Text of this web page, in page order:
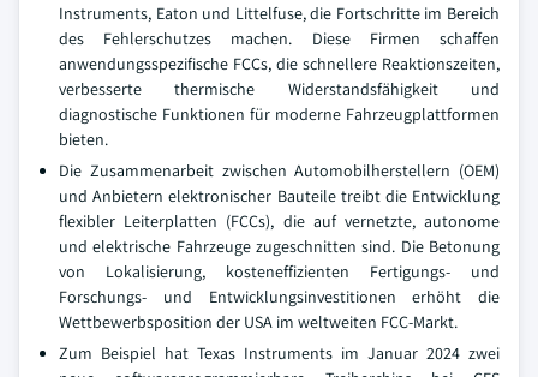
Instruments, Eaton und Littelfuse, die Fortschritte im Bereich
des Fehlerschutzes machen. Diese Firmen schaffen
anwendungsspezifische FCCs, die schnellere Reaktionszeiten,
verbesserte thermische Widerstandsfähigkeit und
diagnostische Funktionen für moderne Fahrzeugplattformen
bieten.
Die Zusammenarbeit zwischen Automobilherstellern (OEM)
und Anbietern elektronischer Bauteile treibt die Entwicklung
flexibler Leiterplatten (FCCs), die auf vernetzte, autonome
und elektrische Fahrzeuge zugeschnitten sind. Die Betonung
von Lokalisierung, kosteneffizienten Fertigungs- und
Forschungs- und Entwicklungsinvestitionen erhöht die
Wettbewerbsposition der USA im weltweiten FCC-Markt.
Zum Beispiel hat Texas Instruments im Januar 2024 zwei